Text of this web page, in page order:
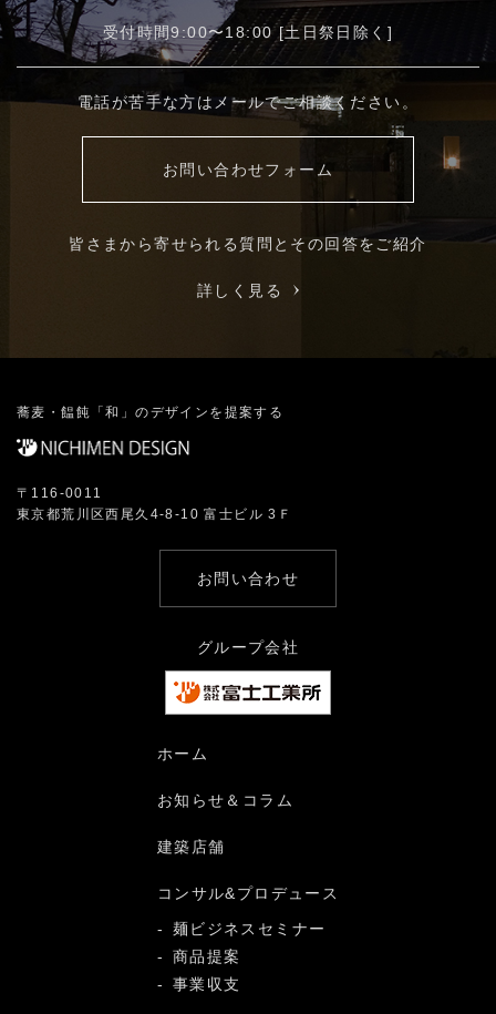
受付時間9:00〜18:00 [土日祭日除く]
電話が苦手な方はメールでご相談ください。
お問い合わせフォーム
皆さまから寄せられる質問とその回答をご紹介
詳しく見る
蕎麦・饂飩「和」のデザインを提案する
〒116-0011
東京都荒川区西尾久4-8-10 富士ビル 3Ｆ
お問い合わせ
グループ会社
ホーム
お知らせ＆コラム
建築店舗
コンサル&プロデュース
麺ビジネスセミナー
商品提案
事業収支